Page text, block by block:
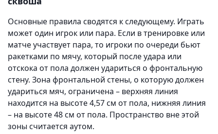
Основные правила сводятся к следующему. Играть
может один игрок или пара. Если в тренировке или
матче участвует пара, то игроки по очереди бьют
ракетками по мячу, который после удара или
отскока от пола должен удариться о фронтальную
стену. Зона фронтальной стены, о которую должен
удариться мяч, ограничена – верхняя линия
находится на высоте 4,57 см от пола, нижняя линия
– на высоте 48 см от пола. Пространство вне этой
зоны считается аутом.